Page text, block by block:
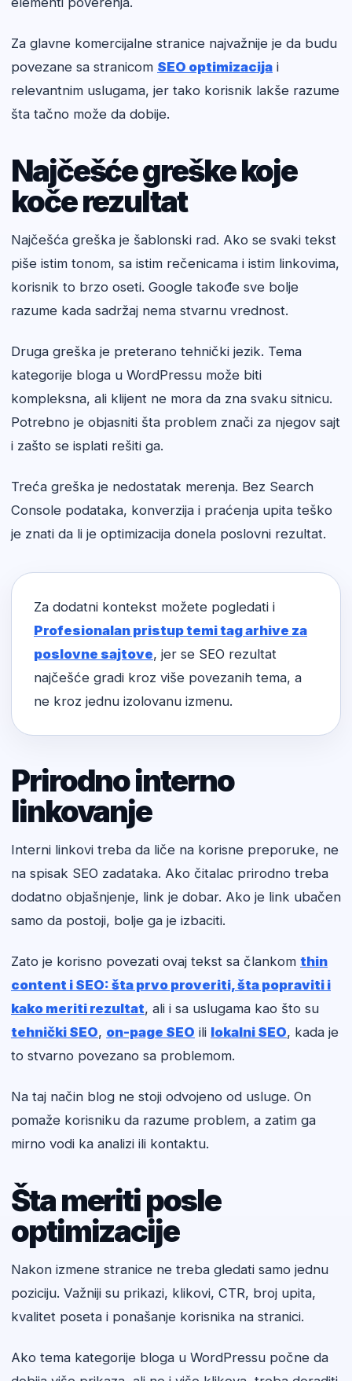
Za glavne komercijalne stranice najvažnije je da budu
povezane sa stranicom SEO optimizacija i
relevantnim uslugama, jer tako korisnik lakše razume
šta tačno može da dobije.
Najčešće greške koje
koče rezultat
Najčešća greška je šablonski rad. Ako se svaki tekst
piše istim tonom, sa istim rečenicama i istim linkovima,
korisnik to brzo oseti. Google takođe sve bolje
razume kada sadržaj nema stvarnu vrednost.
Druga greška je preterano tehnički jezik. Tema
kategorije bloga u WordPressu može biti
kompleksna, ali klijent ne mora da zna svaku sitnicu.
Potrebno je objasniti šta problem znači za njegov sajt
i zašto se isplati rešiti ga.
Treća greška je nedostatak merenja. Bez Search
Console podataka, konverzija i praćenja upita teško
je znati da li je optimizacija donela poslovni rezultat.
Za dodatni kontekst možete pogledati i
Profesionalan pristup temi tag arhive za
poslovne sajtove, jer se SEO rezultat
najčešće gradi kroz više povezanih tema, a
ne kroz jednu izolovanu izmenu.
Prirodno interno
linkovanje
Interni linkovi treba da liče na korisne preporuke, ne
na spisak SEO zadataka. Ako čitalac prirodno treba
dodatno objašnjenje, link je dobar. Ako je link ubačen
samo da postoji, bolje ga je izbaciti.
Zato je korisno povezati ovaj tekst sa člankom thin
content i SEO: šta prvo proveriti, šta popraviti i
kako meriti rezultat, ali i sa uslugama kao što su
tehnički SEO, on-page SEO ili lokalni SEO, kada je
to stvarno povezano sa problemom.
Na taj način blog ne stoji odvojeno od usluge. On
pomaže korisniku da razume problem, a zatim ga
mirno vodi ka analizi ili kontaktu.
Šta meriti posle
optimizacije
Nakon izmene stranice ne treba gledati samo jednu
poziciju. Važniji su prikazi, klikovi, CTR, broj upita,
kvalitet poseta i ponašanje korisnika na stranici.
Ako tema kategorije bloga u WordPressu počne da